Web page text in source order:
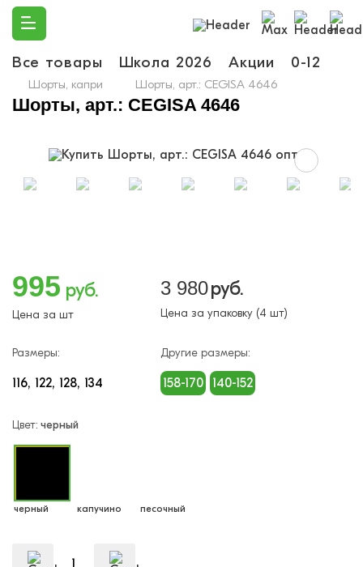
Все товары Школа 2026 Акции 0-12
Шорты, капри Шорты, арт.: CEGISA 4646
Шорты, арт.: CEGISA 4646
995 руб.
Цена за шт
3 980руб.
Цена за упаковку (4 шт)
Размеры:
116 122 128 134
Другие размеры:
158-170 140-152
Цвет: черный
черный капучино песочный